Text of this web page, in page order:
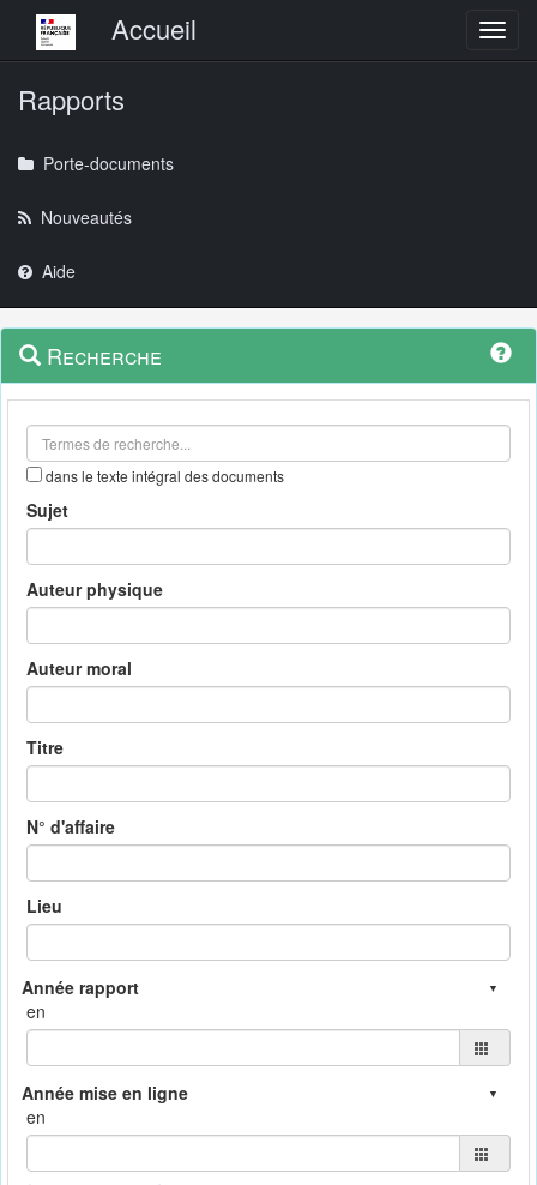
Menu principalAccueil
Rapports
Porte-documents
Nouveautés
Aide
Navigation
outils
Menu
contextuel
Recherche
dans le texte intégral des documents
Sujet
Auteur physique
Auteur moral
Titre
N° d'affaire
Lieu
en
en